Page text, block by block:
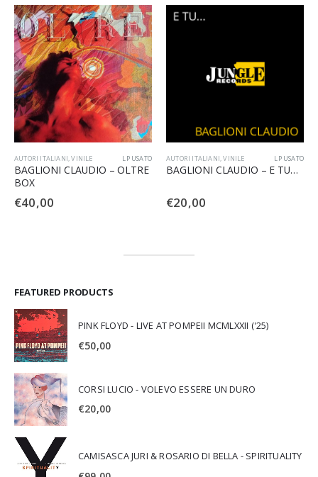
LP USATO
AUTORI ITALIANI,VINILE
BAGLIONI CLAUDIO – OLTRE
BOX
€40,00
LP USATO
AUTORI ITALIANI,VINILE
BAGLIONI CLAUDIO – E TU…
€20,00
FEATURED PRODUCTS
PINK FLOYD - LIVE AT POMPEII MCMLXXII ('25)
€50,00
CORSI LUCIO - VOLEVO ESSERE UN DURO
€20,00
CAMISASCA JURI & ROSARIO DI BELLA - SPIRITUALITY